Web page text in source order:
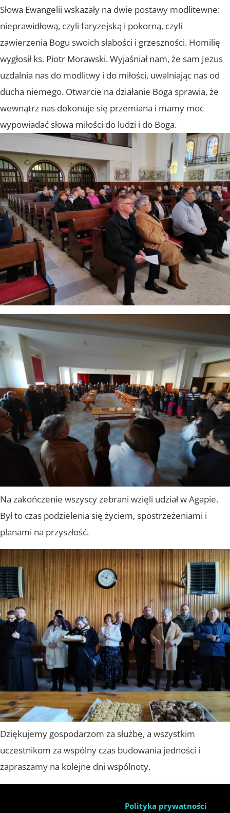
Słowa Ewangelii wskazały na dwie postawy modlitewne:
nieprawidłową, czyli faryzejską i pokorną, czyli
zawierzenia Bogu swoich słabości i grzeszności. Homilię
wygłosił ks. Piotr Morawski. Wyjaśniał nam, że sam Jezus
uzdalnia nas do modlitwy i do miłości, uwalniając nas od
ducha niemego. Otwarcie na działanie Boga sprawia, że
wewnątrz nas dokonuje się przemiana i mamy moc
wypowiadać słowa miłości do ludzi i do Boga.
Na zakończenie wszyscy zebrani wzięli udział w Agapie.
Był to czas podzielenia się życiem, spostrzeżeniami i
planami na przyszłość.
Dziękujemy gospodarzom za służbę, a wszystkim
uczestnikom za wspólny czas budowania jedności i
zapraszamy na kolejne dni wspólnoty.
Polityka prywatności